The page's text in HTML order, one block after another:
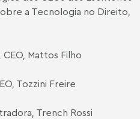
a Tecnologia no Direito,
Mattos Filho
Tozzini Freire
Trench Rossi